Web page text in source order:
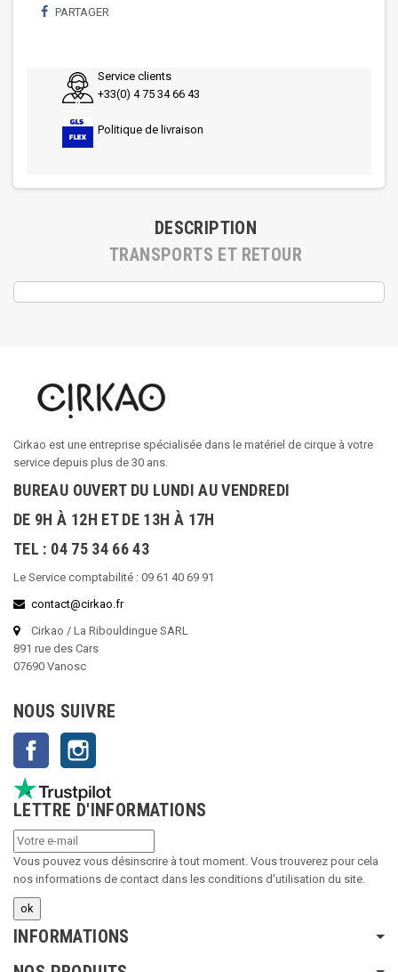
PARTAGER
Service clients
+33(0) 4 75 34 66 43
Politique de livraison
DESCRIPTION
TRANSPORTS ET RETOUR
Cirkao est une entreprise spécialisée dans le matériel de cirque à votre
service depuis plus de 30 ans.
BUREAU OUVERT DU LUNDI AU VENDREDI
DE 9H À 12H ET DE 13H À 17H
TEL : 04 75 34 66 43
Le Service comptabilité : 09 61 40 69 91
contact@cirkao.fr
Cirkao / La Ribouldingue SARL
891 rue des Cars
07690 Vanosc
NOUS SUIVRE
Facebook
LETTRE D'INFORMATIONS
Vous pouvez vous désinscrire à tout moment. Vous trouverez pour cela
nos informations de contact dans les conditions d'utilisation du site.
INFORMATIONS